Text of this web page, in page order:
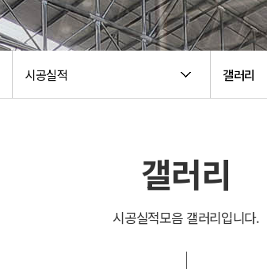
시공실적 갤러리
갤러리
시공실적모음 갤러리입니다.